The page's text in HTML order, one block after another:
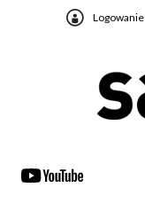
Logowanie